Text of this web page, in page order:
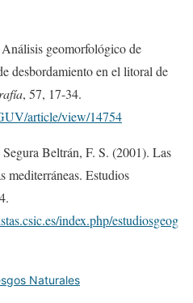
geomorfológico de
desbordamiento en el litoral de
, 57, 17-34.
article/view/14754
Beltrán, F. S. (2001). Las
mediterráneas. Estudios
index.php/estudiosgeog
Naturales